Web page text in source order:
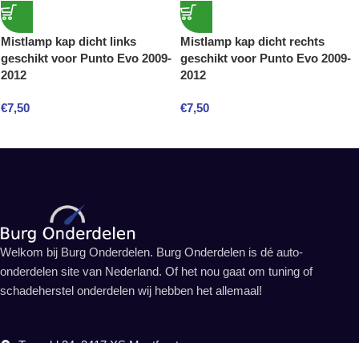
Mistlamp kap dicht links
geschikt voor Punto Evo 2009-
2012
€7,50
Mistlamp kap dicht rechts
geschikt voor Punto Evo 2009-
2012
€7,50
Welkom bij Burg Onderdelen. Burg Onderdelen is dé auto-
onderdelen site van Nederland. Of het nou gaat om tuning of
schadeherstel onderdelen wij hebben het allemaal!